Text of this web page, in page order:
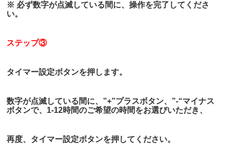
※ 必ず数字が点滅している間に、操作を完了してくださ
い。
ステップ③
タイマー設定ボタンを押します。
数字が点滅している間に、”+”プラスボタン、”-“マイナス
ボタンで、1-12時間のご希望の時間をお選びいただき、
再度、タイマー設定ボタンを押してください。